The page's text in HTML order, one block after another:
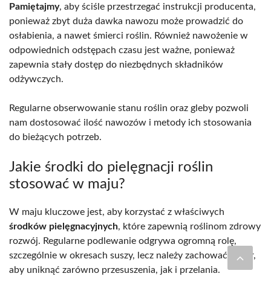
Pamiętajmy, aby ściśle przestrzegać instrukcji producenta,
ponieważ zbyt duża dawka nawozu może prowadzić do
osłabienia, a nawet śmierci roślin. Również nawożenie w
odpowiednich odstępach czasu jest ważne, ponieważ
zapewnia stały dostęp do niezbędnych składników
odżywczych.
Regularne obserwowanie stanu roślin oraz gleby pozwoli
nam dostosować ilość nawozów i metody ich stosowania
do bieżących potrzeb.
Jakie środki do pielęgnacji roślin
stosować w maju?
W maju kluczowe jest, aby korzystać z właściwych
środków pielęgnacyjnych, które zapewnią roślinom zdrowy
rozwój. Regularne podlewanie odgrywa ogromną rolę,
szczególnie w okresach suszy, lecz należy zachować umiar,
aby uniknąć zarówno przesuszenia, jak i przelania.